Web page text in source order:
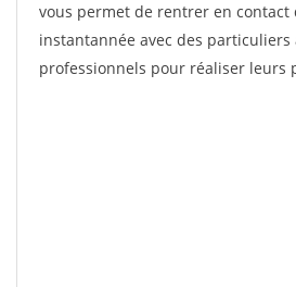
vous permet de rentrer en contact
instantannée avec des particuliers
professionnels pour réaliser leurs